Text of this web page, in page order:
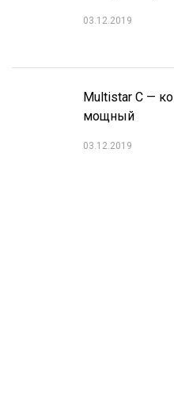
03.12.2019
Multistar С —
мощный
03.12.2019